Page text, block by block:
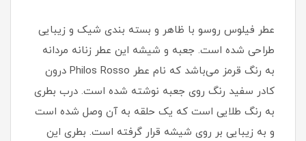
عطر فیلوس روسو با ظاهر و بسته بندی شیک و زیبایی
طراحی شده است. جعبه و شیشه این عطر زنانه مردانه
به رنگ قرمز می‌باشد که نام عطر Philos Rosso درون
کادر سفید رنگ روی جعبه نوشته شده است. درب بطری
به رنگ طلایی است که یک حلقه به آن وصل شده است
و به زیبایی بر روی شیشه قرار گرفته است. بطری این